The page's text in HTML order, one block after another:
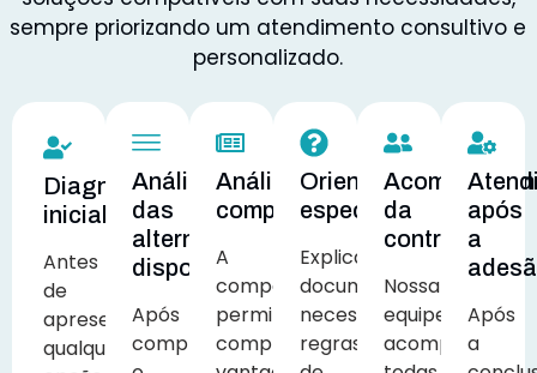
sempre priorizando um atendimento consultivo e
personalizado.
Diagnóstico
inicial
Antes
de
apresentar
qualquer
Análise
das
alternativas
disponíveis
Após
compreender
Análise
comparativa
A
comparação
permite
compreender
Orientação
especializada
Explicamos
documentação
necessária,
regras
da
contratação
Nossa
equipe
acompanha
após
a
Após
a